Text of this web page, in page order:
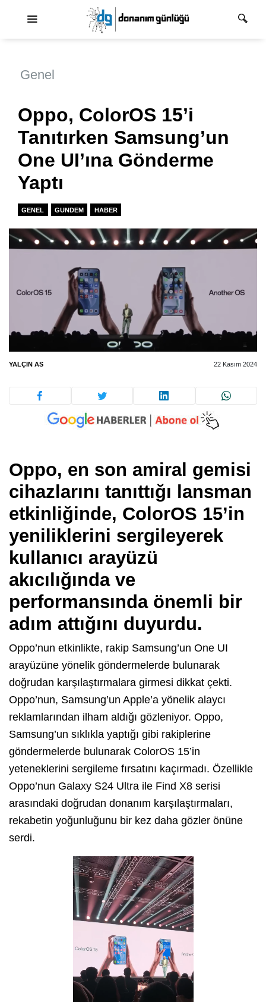
Genel
Oppo, ColorOS 15’i
Tanıtırken Samsung’un
One UI’ına Gönderme
Yaptı
GENEL GUNDEM HABER
YALÇIN AS 22 Kasım 2024
Oppo, en son amiral gemisi
cihazlarını tanıttığı lansman
etkinliğinde, ColorOS 15’in
yeniliklerini sergileyerek
kullanıcı arayüzü
akıcılığında ve
performansında önemli bir
adım attığını duyurdu.
Oppo’nun etkinlikte, rakip Samsung’un One UI
arayüzüne yönelik göndermelerde bulunarak
doğrudan karşılaştırmalara girmesi dikkat çekti.
Oppo’nun, Samsung’un Apple’a yönelik alaycı
reklamlarından ilham aldığı gözleniyor. Oppo,
Samsung’un sıklıkla yaptığı gibi rakiplerine
göndermelerde bulunarak ColorOS 15’in
yeteneklerini sergileme fırsatını kaçırmadı. Özellikle
Oppo’nun Galaxy S24 Ultra ile Find X8 serisi
arasındaki doğrudan donanım karşılaştırmaları,
rekabetin yoğunluğunu bir kez daha gözler önüne
serdi.